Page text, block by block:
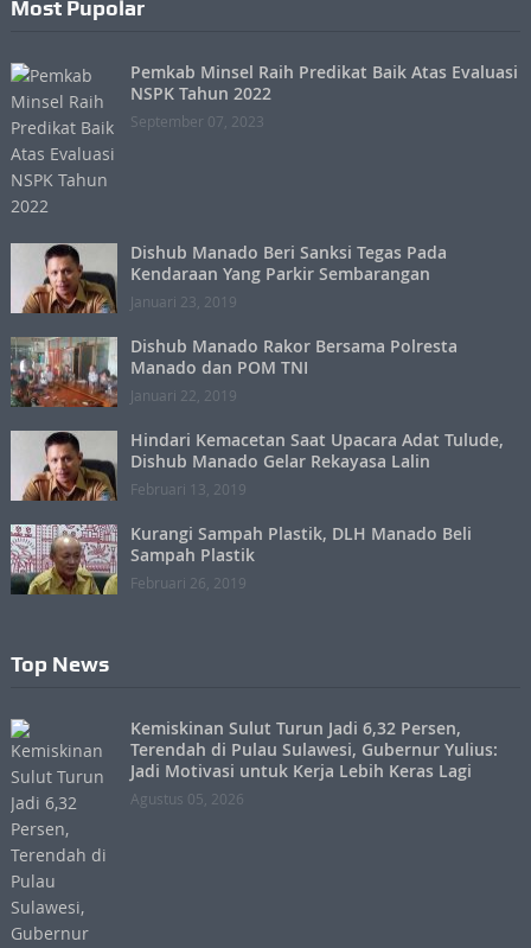
Most Pupolar
Pemkab Minsel Raih Predikat Baik Atas Evaluasi
NSPK Tahun 2022
September 07, 2023
Dishub Manado Beri Sanksi Tegas Pada
Kendaraan Yang Parkir Sembarangan
Januari 23, 2019
Dishub Manado Rakor Bersama Polresta
Manado dan POM TNI
Januari 22, 2019
Hindari Kemacetan Saat Upacara Adat Tulude,
Dishub Manado Gelar Rekayasa Lalin
Februari 13, 2019
Kurangi Sampah Plastik, DLH Manado Beli
Sampah Plastik
Februari 26, 2019
Top News
Kemiskinan Sulut Turun Jadi 6,32 Persen,
Terendah di Pulau Sulawesi, Gubernur Yulius:
Jadi Motivasi untuk Kerja Lebih Keras Lagi
Agustus 05, 2026